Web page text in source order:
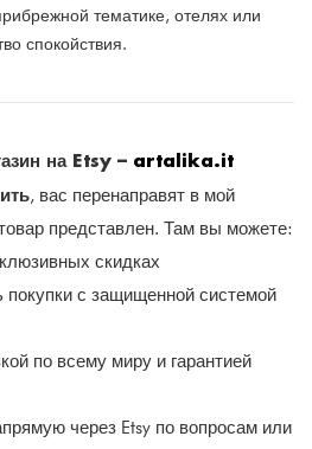
тематике, отелях или
спокойствия.
на Etsy – artalika.it
, вас перенаправят в мой
товар представлен. Там вы можете:
скидках
покупки с защищенной системой
по всему миру и гарантией
через Etsy по вопросам или